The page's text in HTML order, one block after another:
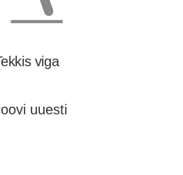
viga
uuesti